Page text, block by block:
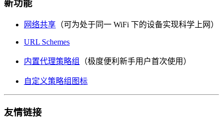
新功能
网络共享 （可为处于同一 WiFi 下的设备实现科学上网）
URL Schemes
内置代理策略组 （极度便利新手用户首次使用）
自定义策略组图标
友情链接